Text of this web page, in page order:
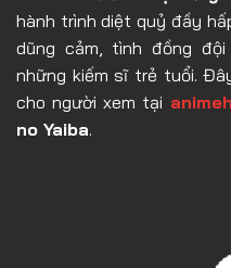
hành trình diệt quỷ đầy
dũng cảm, tình đồng
những kiếm sĩ trẻ tuổi.
cho người xem tại
no Yaiba.